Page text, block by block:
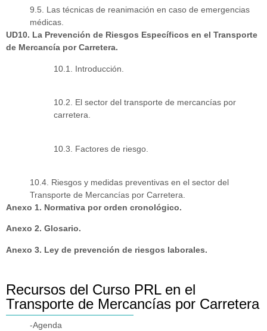
9.5. Las técnicas de reanimación en caso de emergencias
médicas.
UD10. La Prevención de Riesgos Específicos en el Transporte
de Mercancía por Carretera.
10.1. Introducción.
10.2. El sector del transporte de mercancías por
carretera.
10.3. Factores de riesgo.
10.4. Riesgos y medidas preventivas en el sector del
Transporte de Mercancías por Carretera.
Anexo 1. Normativa por orden cronológico.
Anexo 2. Glosario.
Anexo 3. Ley de prevención de riesgos laborales.
Recursos del Curso PRL en el
Transporte de Mercancías por Carretera
-Agenda